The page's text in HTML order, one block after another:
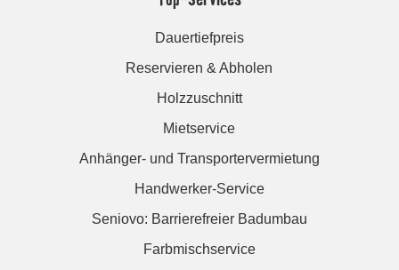
Dauertiefpreis
Reservieren & Abholen
Holzzuschnitt
Mietservice
Anhänger- und Transportervermietung
Handwerker-Service
Seniovo: Barrierefreier Badumbau
Farbmischservice